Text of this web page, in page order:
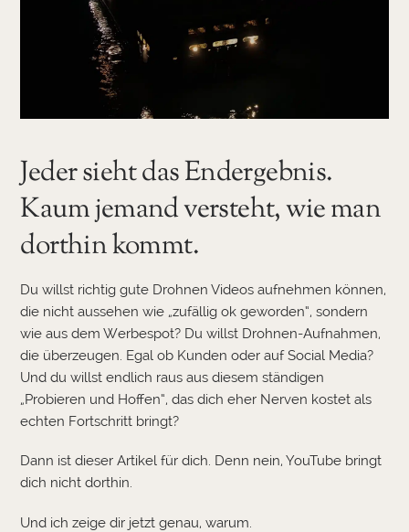
Jeder sieht das Endergebnis.
Kaum jemand versteht, wie man
dorthin kommt.
Du willst richtig gute Drohnen Videos aufnehmen können,
die nicht aussehen wie „zufällig ok geworden“, sondern
wie aus dem Werbespot? Du willst Drohnen-Aufnahmen,
die überzeugen. Egal ob Kunden oder auf Social Media?
Und du willst endlich raus aus diesem ständigen
„Probieren und Hoffen“, das dich eher Nerven kostet als
echten Fortschritt bringt?
Dann ist dieser Artikel für dich. Denn nein, YouTube bringt
dich nicht dorthin.
Und ich zeige dir jetzt genau, warum.